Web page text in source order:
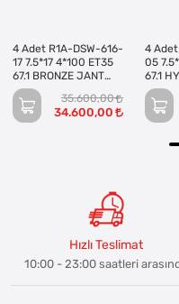
4 Adet R1A-DSW-616-
17 7.5*17 4*100 ET35
67.1 BRONZE JANT
(Takım)
35.600,00
34.600,00
4 Adet
05
67.1 HYPER BLACK
JANT
Hızlı Teslimat
10:00 - 23:00 saatleri